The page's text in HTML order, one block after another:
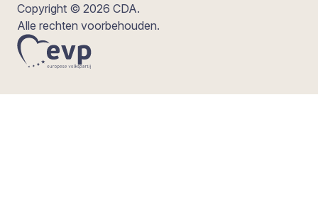
Copyright © 2026 CDA.
Alle rechten voorbehouden.